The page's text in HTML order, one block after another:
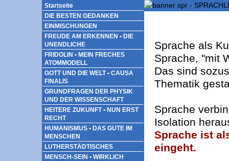
Startseite
DIE BESTEN GEDANKEN
EINMISCHUNGEN
FREUDE AM ERKENNEN • DIE
UNENDLICHE
FRIDOLIN • MEIN FRECHES
ATOMMODELL
GOTT UND DIE WELT • CAUSA
FINALIS
GRUNDFRAGEN DER PHYSIK
UND DER WISSENSCHAFT
HEITERE ZUKUNFT • NUN ERST
RECHT
HUMANISMUS • DAS GUTE IM
MENSCHEN
LUTHERSTÄDTISCHES
MENSCH-SEIN • WIRKLICH
Sprache als
Sprache, "mit
Das sind
Thematik
Sprache
Isolation
Sprache ist
eingeht.